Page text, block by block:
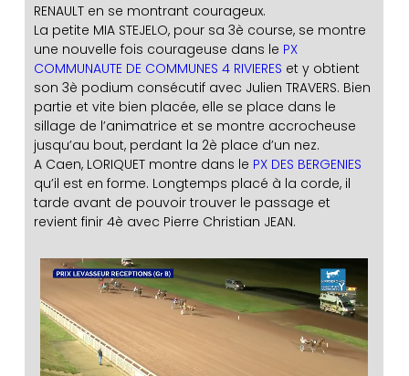
RENAULT en se montrant courageux.
La petite MIA STEJELO, pour sa 3è course, se montre
une nouvelle fois courageuse dans le PX
COMMUNAUTE DE COMMUNES 4 RIVIERES et y obtient
son 3è podium consécutif avec Julien TRAVERS. Bien
partie et vite bien placée, elle se place dans le
sillage de l’animatrice et se montre accrocheuse
jusqu’au bout, perdant la 2è place d’un nez.
A Caen, LORIQUET montre dans le PX DES BERGENIES
qu’il est en forme. Longtemps placé à la corde, il
tarde avant de pouvoir trouver le passage et
revient finir 4è avec Pierre Christian JEAN.